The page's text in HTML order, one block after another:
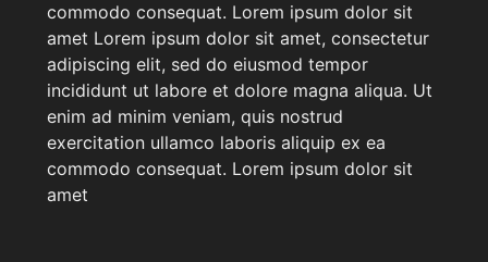
commodo consequat. Lorem ipsum dolor sit
amet Lorem ipsum dolor sit amet, consectetur
adipiscing elit, sed do eiusmod tempor
incididunt ut labore et dolore magna aliqua. Ut
enim ad minim veniam, quis nostrud
exercitation ullamco laboris aliquip ex ea
commodo consequat. Lorem ipsum dolor sit
amet